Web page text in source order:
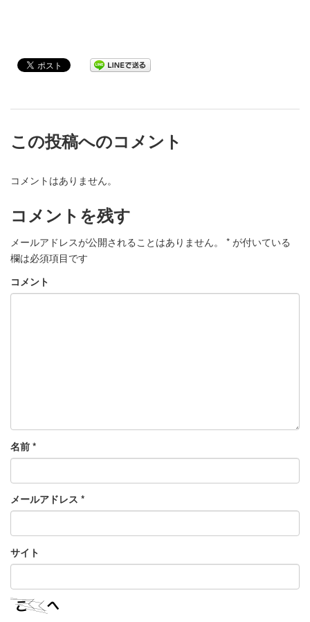
この投稿へのコメント
コメントはありません。
コメントを残す
メールアドレスが公開されることはありません。 * が付いている
欄は必須項目です
コメント
名前 *
メールアドレス *
サイト